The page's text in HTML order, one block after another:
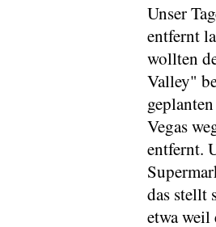
Unser
entfernt
wollten
Valley"
Vegas
entfernt.
das stellt
etwa